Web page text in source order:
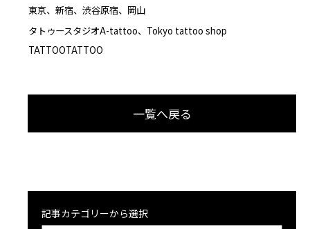
東京、新宿、渋谷原宿、岡山
タトゥースタジオA-tattoo、Tokyo tattoo shop
TATTOOTATTOO
一覧へ戻る
記事カテゴリーから選択